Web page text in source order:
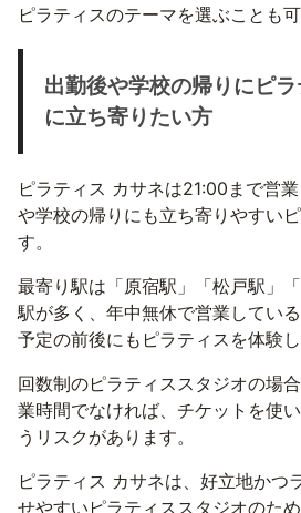
ピラティスのテーマを選ぶことも可
出勤後や学校の帰りにピ
に立ち寄りたい方
ピラティス カサネは21:00まで営
や学校の帰りにも立ち寄りやすい
す。
最寄り駅は「原宿駅」「松戸駅」
駅が多く、年中無休で営業してい
予定の前後にもピラティスを体験し
回数制のピラティススタジオの場
業時間でなければ、チケットを使
うリスクがあります。
ピラティス カサネは、好立地かつ
せやすいピラティススタジオのた